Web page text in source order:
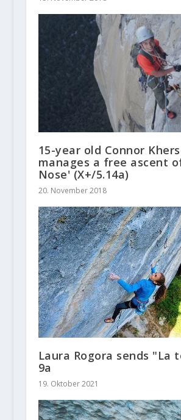
15-year old Connor
manages a free ascent
Nose' (X+/5.14a)
20. November 2018
Laura Rogora sends "La
9a
19. Oktober 2021